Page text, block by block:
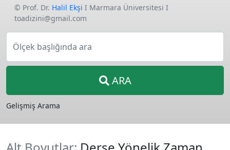
© Prof. Dr. Halil Ekşi I Marmara Üniversitesi I
toadizini@gmail.com
Ölçek başlığında ara
ARA
Gelişmiş Arama